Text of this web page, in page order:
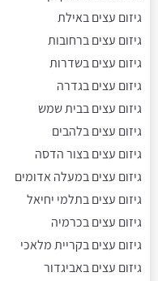
גיזום עצים באילת
גיזום עצים ברחובות
גיזום עצים בשדרות
גיזום עצים בגדרה
גיזום עצים בבית שמש
גיזום עצים בלהבים
גיזום עצים בצור הדסה
גיזום עצים במעלה אדומים
גיזום עצים בתלמי יחיאל
גיזום עצים בכרמיה
גיזום עצים בקריית מלאכי
גיזום עצים באביגדור